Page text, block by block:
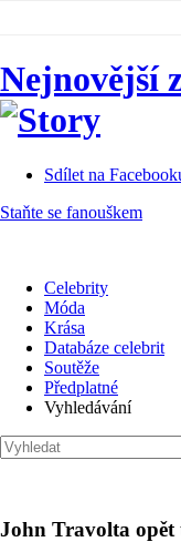
Nejnovější
Sdílet na
Staňte se fanouškem
Celebrity
Móda
Krása
Databáze celebrit
Soutěže
Předplatné
Vyhledávání
John Travolta opět